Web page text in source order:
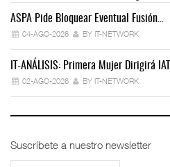
ASPA Pide Bloquear Eventual Fusión…
04-AGO-2026 BY IT-NETWORK
IT-ANÁLISIS: Primera Mujer Dirigirá
02-AGO-2026 BY IT-NETWORK
Suscríbete a nuestro newsletter